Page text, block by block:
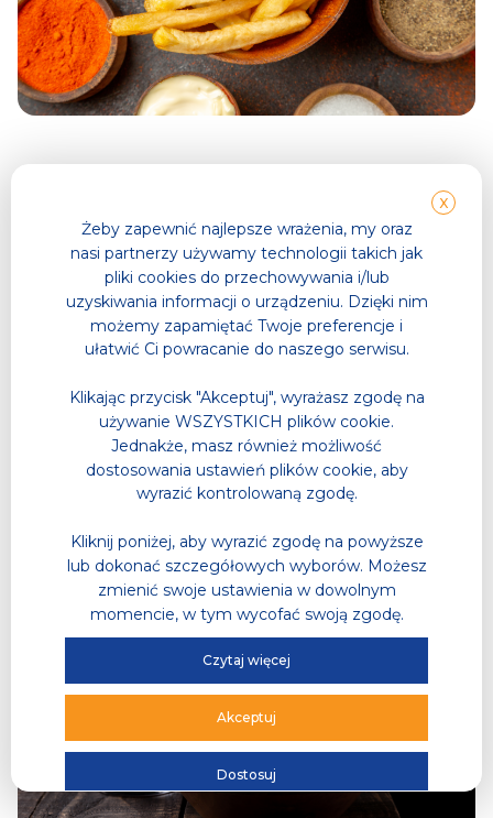
Sauna Bar
Miejsce, które zapewnia wszystko, co niezbędne do
możesz zakupić napoje, które orzeźwią po gorącej
sesji, a także galanterie do saunowania. Idealne
miejsce, by zadbać o detale, które sprawią, że Twoja
wizyta w saunie będzie jeszcze przyjemniejsza.
X
Żeby zapewnić najlepsze wrażenia, my oraz
nasi partnerzy używamy technologii takich jak
pliki cookies do przechowywania i/lub
uzyskiwania informacji o urządzeniu. Dzięki nim
możemy zapamiętać Twoje preferencje i
ułatwić Ci powracanie do naszego serwisu.
Klikając przycisk "Akceptuj", wyrażasz zgodę na
używanie WSZYSTKICH plików cookie.
Jednakże, masz również możliwość
dostosowania ustawień plików cookie, aby
wyrazić kontrolowaną zgodę.
Kliknij poniżej, aby wyrazić zgodę na powyższe
lub dokonać szczegółowych wyborów. Możesz
zmienić swoje ustawienia w dowolnym
momencie, w tym wycofać swoją zgodę.
Czytaj więcej
Akceptuj
Dostosuj